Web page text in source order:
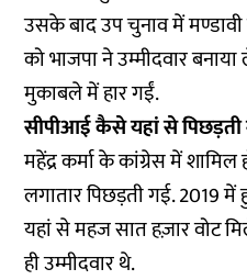
उसके बाद उप चुनाव में मण्डावी
को भाजपा ने उम्मीदवार
मुकाबले में हार गईं.
सीपीआई कैसे यहां से पिछड़ती
महेंद्र कर्मा के कांग्रेस में
लगातार पिछड़ती गई. 2019
यहां से महज सात हज़ार वोट
ही उम्मीदवार थे.